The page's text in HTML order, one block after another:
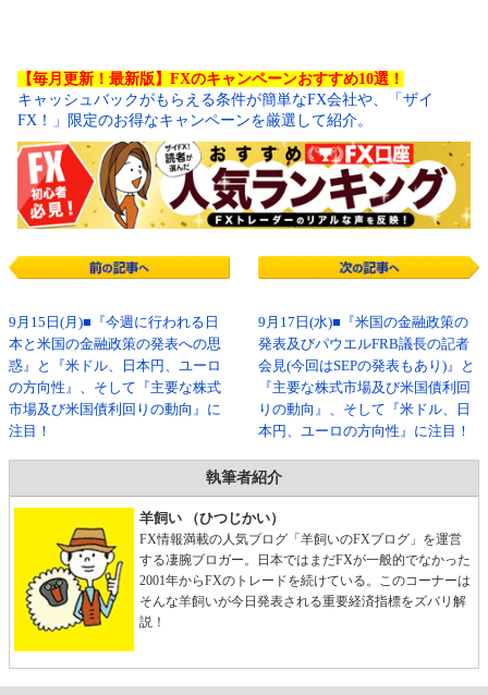
【毎月更新！最新版】FXのキャンペーンおすすめ10選！
キャッシュバックがもらえる条件が簡単なFX会社や、「ザイ
FX！」限定のお得なキャンペーンを厳選して紹介。
9月15日(月)■『今週に行われる日
本と米国の金融政策の発表への思
惑』と『米ドル、日本円、ユーロ
の方向性』、そして『主要な株式
市場及び米国債利回りの動向』に
注目！
9月17日(水)■『米国の金融政策の
発表及びパウエルFRB議長の記者
会見(今回はSEPの発表もあり)』と
『主要な株式市場及び米国債利回
りの動向』、そして『米ドル、日
本円、ユーロの方向性』に注目！
執筆者紹介
羊飼い （ひつじかい）
FX情報満載の人気ブログ「羊飼いのFXブログ」を運営
する凄腕ブロガー。日本ではまだFXが一般的でなかった
2001年からFXのトレードを続けている。このコーナーは
そんな羊飼いが今日発表される重要経済指標をズバリ解
説！